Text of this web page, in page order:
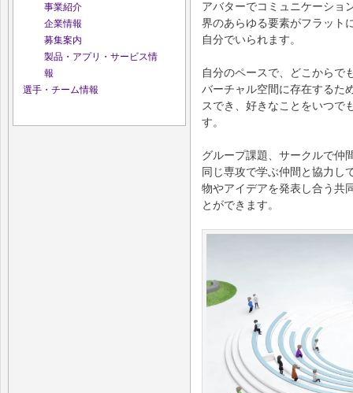
事業紹介
企業情報
募集案内
製品・アプリ・サービス情
報
選手・チーム情報
アバターでコミュニケーショ
界のあらゆる要素がフラット
自分でいられます。
自分のペースで、どこからで
バーチャル空間に存在するた
スでき、好きなことをいつで
す。
グループ課題、サークルで仲
同じ専攻で学ぶ仲間と協力し
物やアイデアを発表し合う共
とができます。